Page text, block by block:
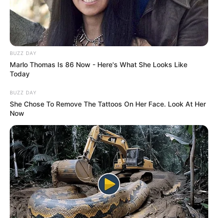
A Lopes név tehát nem csupán egy vezetéknév,
hanem a művészet sokszínűségének és erejének
jelképe is.
BUZZ DAY
Marlo Thomas Is 86 Now - Here's What She Looks Like
Today
BUZZ DAY
She Chose To Remove The Tattoos On Her Face. Look At Her
Now